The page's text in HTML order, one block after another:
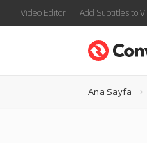
Video Editor Add Subtitles to
Ana Sayfa